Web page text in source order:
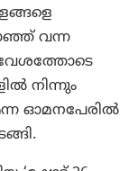
വന്ന
നിന്നും
ഓമനപേരിൽ